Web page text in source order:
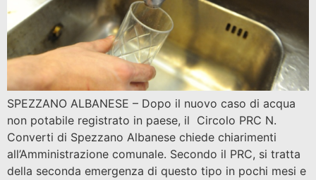
SPEZZANO ALBANESE – Dopo il nuovo caso di acqua
non potabile registrato in paese, il Circolo PRC N.
Converti di Spezzano Albanese chiede chiarimenti
all’Amministrazione comunale. Secondo il PRC, si tratta
della seconda emergenza di questo tipo in pochi mesi e